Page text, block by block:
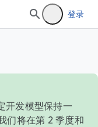
登录
开发模型保持一
们将在第 2 季度和